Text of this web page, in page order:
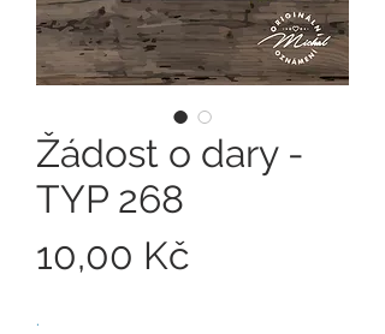
Žádost o dary -
TYP 268
10,00 Kč
.